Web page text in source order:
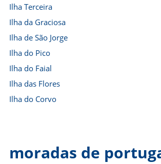
Ilha Terceira
Ilha da Graciosa
Ilha de São Jorge
Ilha do Pico
Ilha do Faial
Ilha das Flores
Ilha do Corvo
moradas de